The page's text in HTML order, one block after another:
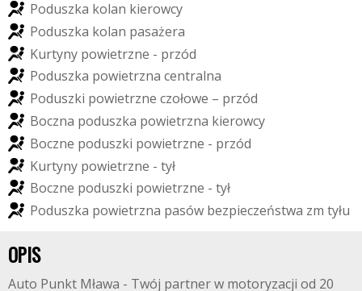
Poduszka kolan kierowcy
Poduszka kolan pasażera
Kurtyny powietrzne - przód
Poduszka powietrzna centralna
Poduszki powietrzne czołowe – przód
Boczna poduszka powietrzna kierowcy
Boczne poduszki powietrzne - przód
Kurtyny powietrzne - tył
Boczne poduszki powietrzne - tył
Poduszka powietrzna pasów bezpieczeństwa zm tyłu
OPIS
Auto Punkt Mława - Twój partner w motoryzacji od 20